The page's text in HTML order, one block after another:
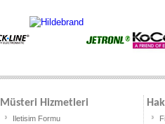
Müsteri Hizmetleri
Iletisim Formu